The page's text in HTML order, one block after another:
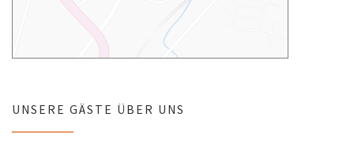
UNSERE GÄSTE ÜBER UNS